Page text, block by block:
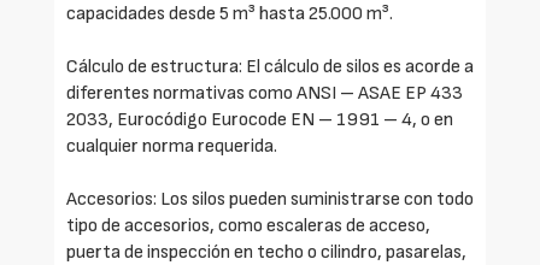
capacidades desde 5 m³ hasta 25.000 m³.
Cálculo de estructura: El cálculo de silos es acorde a
diferentes normativas como ANSI – ASAE EP 433
2033, Eurocódigo Eurocode EN – 1991 – 4, o en
cualquier norma requerida.
Accesorios: Los silos pueden suministrarse con todo
tipo de accesorios, como escaleras de acceso,
puerta de inspección en techo o cilindro, pasarelas,